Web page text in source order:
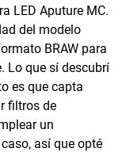
LED Aputure MC.
del modelo
BRAW para
Lo que sí descubrí
es que capta
filtros de
un
así que opté